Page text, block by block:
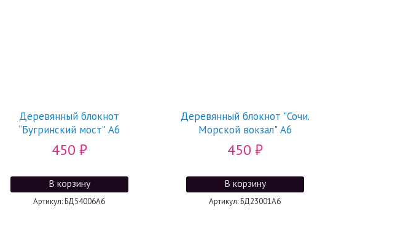
Деревянный блокнот
“Бугринский мост” А6
450 ₽
Артикул: БД54006А6
Деревянный блокнот "Сочи.
Морской вокзал" А6
450 ₽
Артикул: БД23001А6